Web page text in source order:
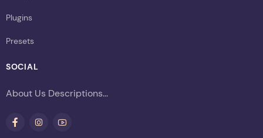
Plugins
Presets
SOCIAL
About Us Descriptions...